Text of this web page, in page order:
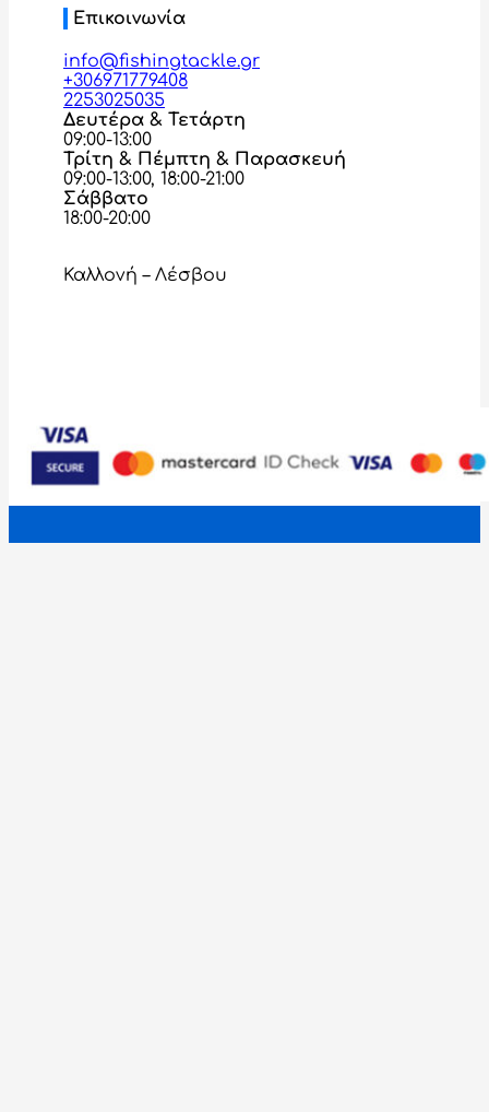
Επικοινωνία
info@fishingtackle.gr
+306971779408
2253025035
Δευτέρα & Τετάρτη
09:00-13:00
Τρίτη & Πέμπτη & Παρασκευή
09:00-13:00, 18:00-21:00
Σάββατο
18:00-20:00
Καλλονή – Λέσβου